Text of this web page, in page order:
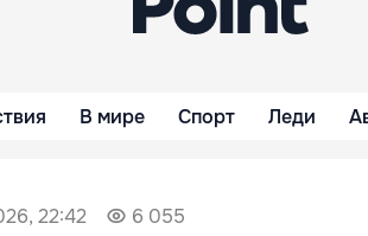
В мире Спорт Леди
22:42 6 055